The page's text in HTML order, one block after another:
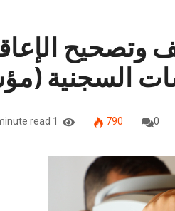
السجنية
0
790
1 minute read